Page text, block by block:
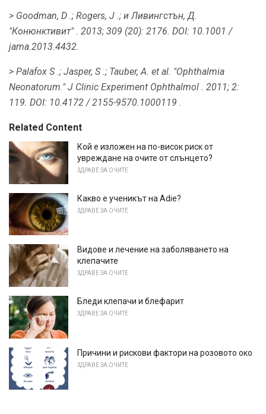
> Goodman, D .; Rogers, J .; и Ливингстън, Д.
"Конюнктивит". 2013; 309 (20): 2176. DOI: 10.1001 /
jama.2013.4432.
> Palafox S .; Jasper, S .; Tauber, A. et al. "Ophthalmia
Neonatorum."J Clinic Experiment Ophthalmol . 2011; 2:
119. DOI: 10.4172 / 2155-9570.1000119 .
Related Content
Кой е изложен на по-висок риск от
увреждане на очите от слънцето?
ЗДРАВЕ ЗА ОЧИТЕ
Какво е ученикът на Adie?
ЗДРАВЕ ЗА ОЧИТЕ
Видове и лечение на заболяването на
клепачите
ЗДРАВЕ ЗА ОЧИТЕ
Бледи клепачи и блефарит
ЗДРАВЕ ЗА ОЧИТЕ
Причини и рискови фактори на розовото око
ЗДРАВЕ ЗА ОЧИТЕ